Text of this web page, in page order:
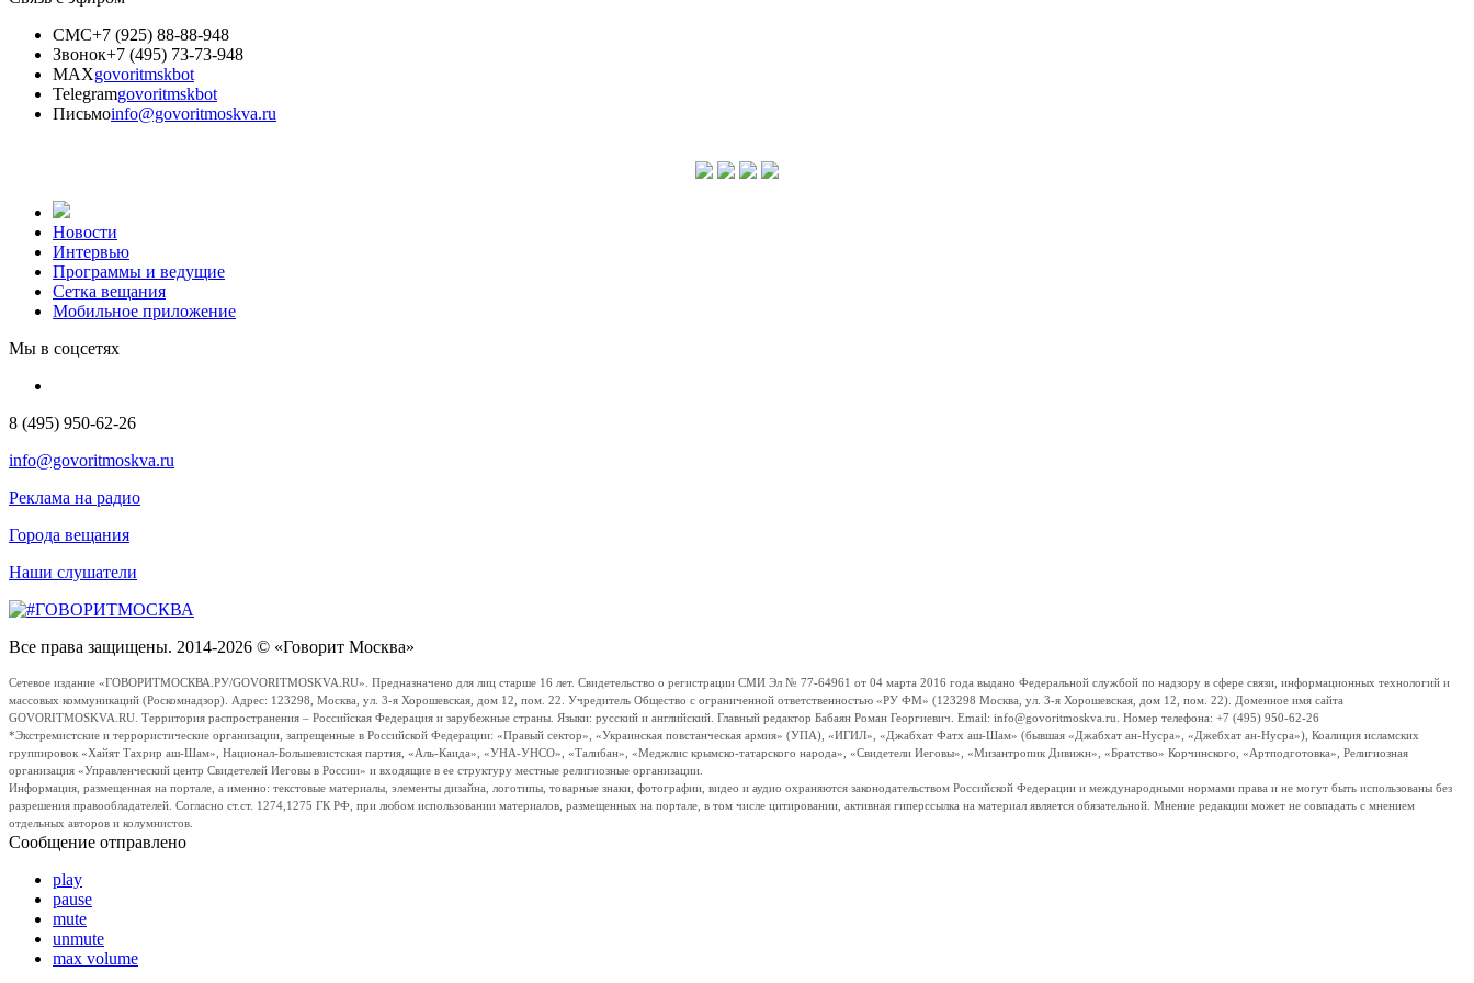
СМС+7 (925) 88-88-948
Звонок+7 (495) 73-73-948
MAXgovoritmskbot
Telegramgovoritmskbot
Письмоinfo@govoritmoskva.ru
Новости
Интервью
Программы и ведущие
Сетка вещания
Мобильное приложение
Мы в соцсетях
8 (495) 950-62-26
info@govoritmoskva.ru
Реклама на радио
Города вещания
Наши слушатели
Все права защищены. 2014-2026 © «Говорит Москва»
Сетевое издание «ГОВОРИТМОСКВА.РУ/GOVORITMOSKVA.RU». Предназначено для лиц старше 16 лет. Свидетельство о регистрации СМИ Эл № 77-64961 от 04 марта 2016 года выдано Федеральной службой по надзору в сфере связи, информационных технологий и
массовых коммуникаций (Роскомнадзор). Адрес: 123298, Москва, ул. 3-я Хорошевская, дом 12, пом. 22. Учредитель Общество с ограниченной ответственностью «РУ ФМ» (123298 Москва, ул. 3-я Хорошевская, дом 12, пом. 22). Доменное имя сайта
GOVORITMOSKVA.RU. Территория распространения – Российская Федерация и зарубежные страны. Языки: русский и английский. Главный редактор Бабаян Роман Георгиевич. Email: info@govoritmoskva.ru. Номер телефона: +7 (495) 950-62-26
*Экстремистские и террористические организации, запрещенные в Российской Федерации: «Правый сектор», «Украинская повстанческая армия» (УПА), «ИГИЛ», «Джабхат Фатх аш-Шам» (бывшая «Джабхат ан-Нусра», «Джебхат ан-Нусра»), Коалиция исламских
группировок «Хайят Тахрир аш-Шам», Национал-Большевистская партия, «Аль-Каида», «УНА-УНСО», «Талибан», «Меджлис крымско-татарского народа», «Свидетели Иеговы», «Мизантропик Дивижн», «Братство» Корчинского, «Артподготовка», Религиозная
организация «Управленческий центр Свидетелей Иеговы в России» и входящие в ее структуру местные религиозные организации.
Информация, размещенная на портале, а именно: текстовые материалы, элементы дизайна, логотипы, товарные знаки, фотографии, видео и аудио охраняются законодательством Российской Федерации и международными нормами права и не могут быть использованы без
разрешения правообладателей. Согласно ст.ст. 1274,1275 ГК РФ, при любом использовании материалов, размещенных на портале, в том числе цитировании, активная гиперссылка на материал является обязательной. Мнение редакции может не совпадать с мнением
отдельных авторов и колумнистов.
Сообщение отправлено
play
pause
mute
unmute
max volume